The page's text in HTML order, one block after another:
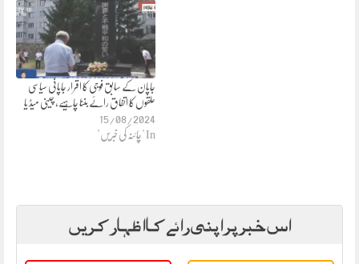
جاپان کے سابق فوجی کا اقرار جاپانی سیاسی
حلقوں کا اتفاق رائے بننا چاہیے، چینی میڈ یا
15/08/2024
In "چائنہ کی خبریں"
اس خبر پر اپنی رائے کا اظہار کریں